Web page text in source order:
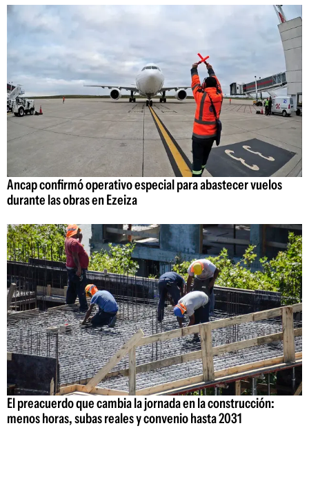
Ancap confirmó operativo especial para abastecer vuelos
durante las obras en Ezeiza
El preacuerdo que cambia la jornada en la construcción:
menos horas, subas reales y convenio hasta 2031